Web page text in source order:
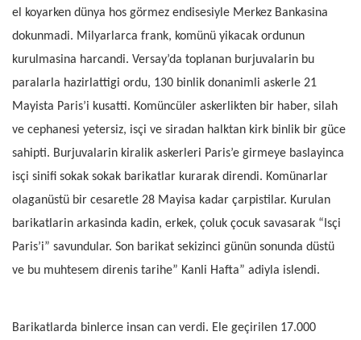
el koyarken dünya hos görmez endisesiyle Merkez Bankasina
dokunmadi. Milyarlarca frank, komünü yikacak ordunun
kurulmasina harcandi. Versay’da toplanan burjuvalarin bu
paralarla hazirlattigi ordu, 130 binlik donanimli askerle 21
Mayista Paris’i kusatti. Komüncüler askerlikten bir haber, silah
ve cephanesi yetersiz, isçi ve siradan halktan kirk binlik bir güce
sahipti. Burjuvalarin kiralik askerleri Paris’e girmeye baslayinca
isçi sinifi sokak sokak barikatlar kurarak direndi. Komünarlar
olaganüstü bir cesaretle 28 Mayisa kadar çarpistilar. Kurulan
barikatlarin arkasinda kadin, erkek, çoluk çocuk savasarak “Isçi
Paris’i” savundular. Son barikat sekizinci günün sonunda düstü
ve bu muhtesem direnis tarihe” Kanli Hafta” adiyla islendi.
Barikatlarda binlerce insan can verdi. Ele geçirilen 17.000